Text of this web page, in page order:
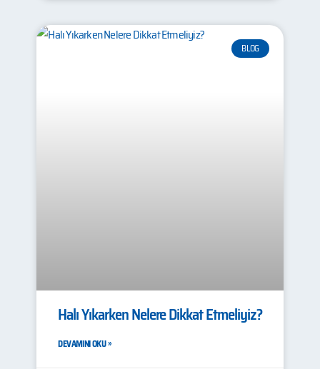
BLOG
Halı Yıkarken Nelere Dikkat Etmeliyiz?
DEVAMINI OKU »